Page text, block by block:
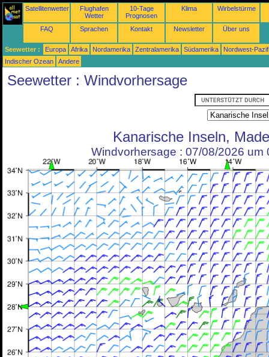
Satellitenwetter
Flughafen
Wetter
10-Tage
Prognosen
Klima Wirbelstürme
FAQ Sprachen Kontakt Newsletter Über uns
Seewetter : Europa Afrika Nordamerika Zentralamerika Südamerika
Nordwest-
Indischer Ozean
Andere
Seewetter : Windvorhersage
Kanarische Inseln,
Windvorhersage : 07/08/2026 um